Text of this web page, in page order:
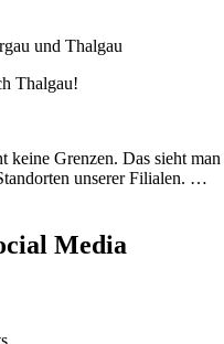
Thalgau!
keine Grenzen. Das sieht
unserer Filialen. …
Media